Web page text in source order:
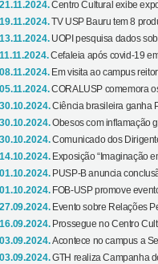
21.11.2024.Centro Cultural exibe
19.11.2024.TV USP Bauru tem 8
13.11.2024. UOPI pesquisa dados
11.11.2024.Cefaleia após covid-19
08.11.2024. Em visita ao campus
05.11.2024.CORALUSP comemora
30.10.2024.Ciência brasileira ganha
30.10.2024.Obesos com inflamação
30.10.2024.Comunicado dos
14.10.2024. Exposição “Imaginação
01.10.2024. PUSP-B anuncia
01.10.2024. FOB-USP promove
27.09.2024. Evento sobre Relações
16.09.2024. Prossegue no Centro
03.09.2024.Acontece no campus a
03.09.2024.GTH realiza Campanha